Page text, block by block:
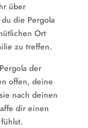
über
die Pergola
Ort
zu treffen.
der
offen, deine
nach deinen
dir einen